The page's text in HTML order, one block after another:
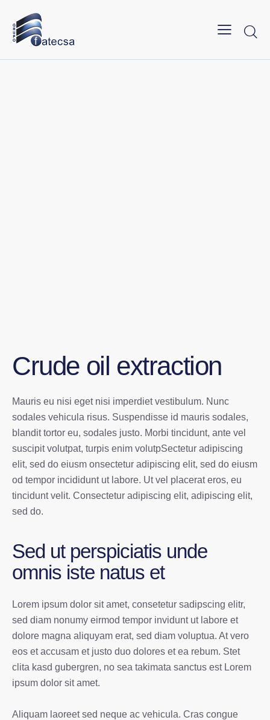
Crude oil extraction
Mauris eu nisi eget nisi imperdiet vestibulum. Nunc
sodales vehicula risus. Suspendisse id mauris sodales,
blandit tortor eu, sodales justo. Morbi tincidunt, ante vel
suscipit volutpat, turpis enim volutpSectetur adipiscing
elit, sed do eiusm onsectetur adipiscing elit, sed do eiusm
od tempor incididunt ut labore. Ut vel placerat eros, eu
tincidunt velit. Consectetur adipiscing elit, adipiscing elit,
sed do.
Sed ut perspiciatis unde
omnis iste natus et
Lorem ipsum dolor sit amet, consetetur sadipscing elitr,
sed diam nonumy eirmod tempor invidunt ut labore et
dolore magna aliquyam erat, sed diam voluptua. At vero
eos et accusam et justo duo dolores et ea rebum. Stet
clita kasd gubergren, no sea takimata sanctus est Lorem
ipsum dolor sit amet.
Aliquam laoreet sed neque ac vehicula. Cras congue